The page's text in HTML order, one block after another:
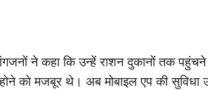
ने कहा कि उन्हें राशन दुकानों तक
को मजबूर थे। अब मोबाइल एप की सुविधा